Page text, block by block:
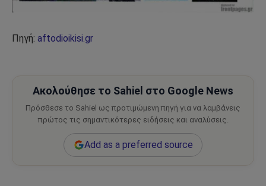
Πηγή: aftodioikisi.gr
Ακολούθησε το Sahiel στο Google News
Πρόσθεσε το Sahiel ως προτιμώμενη πηγή για να λαμβάνεις
πρώτος τις σημαντικότερες ειδήσεις και αναλύσεις.
Add as a preferred source